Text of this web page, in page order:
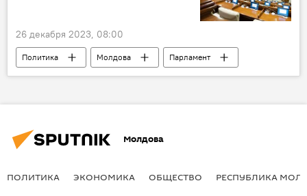
26 декабря 2023, 08:00
Политика Молдова
Парламент
каникулы
Молдова
ПОЛИТИКА ЭКОНОМИКА ОБЩЕСТВО РЕСПУБЛИКА